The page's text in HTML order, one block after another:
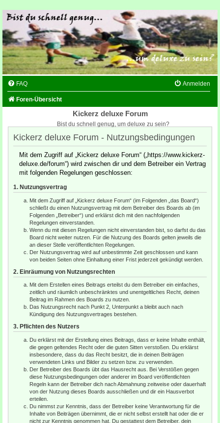
FAQ Anmelden
Foren-Übersicht
Kickerz deluxe Forum
Bist du schnell genug, um deluxe zu sein?
Kickerz deluxe Forum - Nutzungsbedingungen
Mit dem Zugriff auf „Kickerz deluxe Forum“ („https://www.kickerz-
deluxe.de/forum“) wird zwischen dir und dem Betreiber ein Vertrag
mit folgenden Regelungen geschlossen:
1. Nutzungsvertrag
Mit dem Zugriff auf „Kickerz deluxe Forum“ (im Folgenden „das Board“)
schließt du einen Nutzungsvertrag mit dem Betreiber des Boards ab (im
Folgenden „Betreiber“) und erklärst dich mit den nachfolgenden
Regelungen einverstanden.
Wenn du mit diesen Regelungen nicht einverstanden bist, so darfst du das
Board nicht weiter nutzen. Für die Nutzung des Boards gelten jeweils die
an dieser Stelle veröffentlichten Regelungen.
Der Nutzungsvertrag wird auf unbestimmte Zeit geschlossen und kann
von beiden Seiten ohne Einhaltung einer Frist jederzeit gekündigt werden.
2. Einräumung von Nutzungsrechten
Mit dem Erstellen eines Beitrags erteilst du dem Betreiber ein einfaches,
zeitlich und räumlich unbeschränktes und unentgeltliches Recht, deinen
Beitrag im Rahmen des Boards zu nutzen.
Das Nutzungsrecht nach Punkt 2, Unterpunkt a bleibt auch nach
Kündigung des Nutzungsvertrages bestehen.
3. Pflichten des Nutzers
Du erklärst mit der Erstellung eines Beitrags, dass er keine Inhalte enthält,
die gegen geltendes Recht oder die guten Sitten verstoßen. Du erklärst
insbesondere, dass du das Recht besitzt, die in deinen Beiträgen
verwendeten Links und Bilder zu setzen bzw. zu verwenden.
Der Betreiber des Boards übt das Hausrecht aus. Bei Verstößen gegen
diese Nutzungsbedingungen oder anderer im Board veröffentlichten
Regeln kann der Betreiber dich nach Abmahnung zeitweise oder dauerhaft
von der Nutzung dieses Boards ausschließen und dir ein Hausverbot
erteilen.
Du nimmst zur Kenntnis, dass der Betreiber keine Verantwortung für die
Inhalte von Beiträgen übernimmt, die er nicht selbst erstellt hat oder die er
nicht zur Kenntnis genommen hat. Du gestattest dem Betreiber, dein